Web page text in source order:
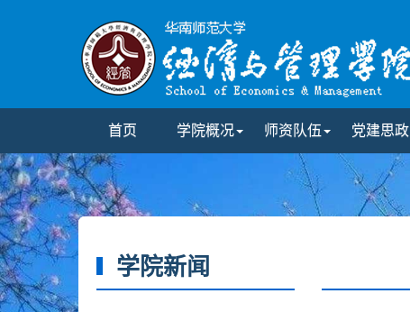
首页 学院概况 师资队伍 党建思政
学院新闻